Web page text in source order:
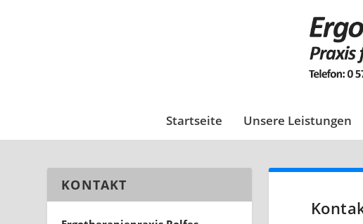
Startseite Unsere Leistungen
KONTAKT